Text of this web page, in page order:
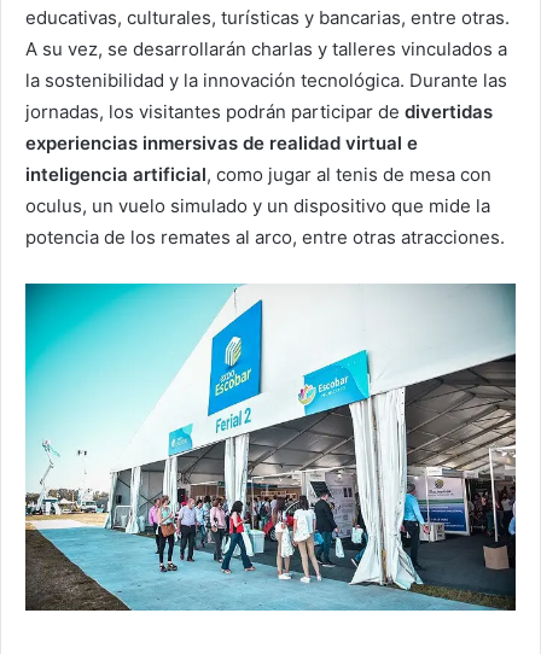
educativas, culturales, turísticas y bancarias, entre otras.
A su vez, se desarrollarán charlas y talleres vinculados a
la sostenibilidad y la innovación tecnológica. Durante las
jornadas, los visitantes podrán participar de divertidas
experiencias inmersivas de realidad virtual e
inteligencia artificial, como jugar al tenis de mesa con
oculus, un vuelo simulado y un dispositivo que mide la
potencia de los remates al arco, entre otras atracciones.